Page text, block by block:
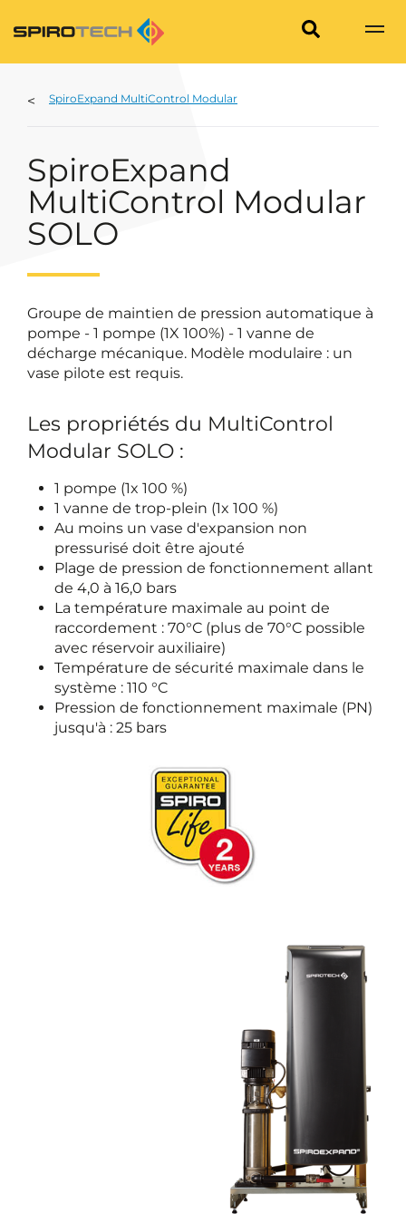
SpiroExpand MultiControl Modular
SpiroExpand
MultiControl Modular
SOLO
Groupe de maintien de pression automatique à
pompe - 1 pompe (1X 100%) - 1 vanne de
décharge mécanique. Modèle modulaire : un
vase pilote est requis.
Les propriétés du MultiControl
Modular SOLO :
1 pompe (1x 100 %)
1 vanne de trop-plein (1x 100 %)
Au moins un vase d'expansion non
pressurisé doit être ajouté
Plage de pression de fonctionnement allant
de 4,0 à 16,0 bars
La température maximale au point de
raccordement : 70°C (plus de 70°C possible
avec réservoir auxiliaire)
Température de sécurité maximale dans le
système : 110 °C
Pression de fonctionnement maximale (PN)
jusqu'à : 25 bars